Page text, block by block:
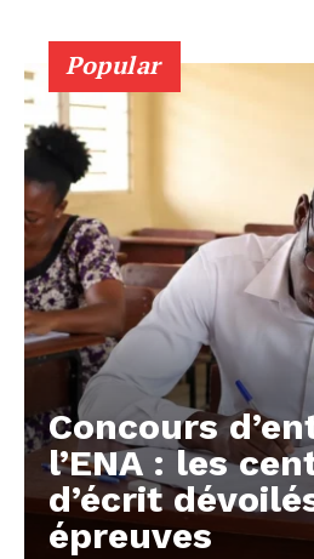
Popular
Concours
l’ENA : les
d’écrit
épreuves